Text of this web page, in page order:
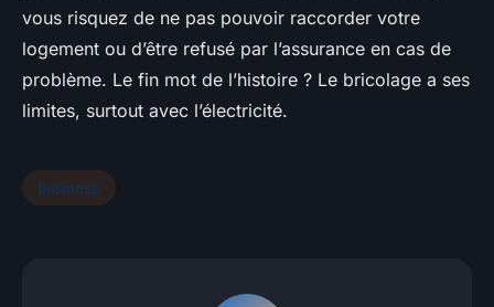
vous risquez de ne pas pouvoir raccorder votre
logement ou d’être refusé par l’assurance en cas de
problème. Le fin mot de l’histoire ? Le bricolage a ses
limites, surtout avec l’électricité.
business